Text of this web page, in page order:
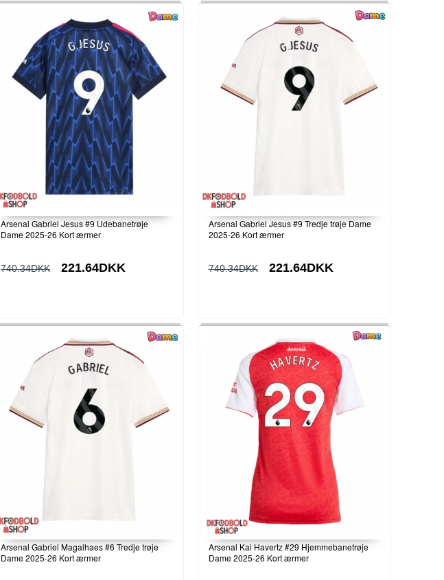
Arsenal Gabriel Jesus #9 Udebanetrøje
Dame 2025-26 Kort ærmer
740.34DKK 221.64DKK
Arsenal Gabriel Jesus #9 Tredje trøje Dame
2025-26 Kort ærmer
740.34DKK 221.64DKK
Arsenal Gabriel Magalhaes #6 Tredje trøje
Dame 2025-26 Kort ærmer
Arsenal Kai Havertz #29 Hjemmebanetrøje
Dame 2025-26 Kort ærmer